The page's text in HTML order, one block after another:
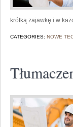
krótką zajawkę i w
CATEGORIES: NOWE